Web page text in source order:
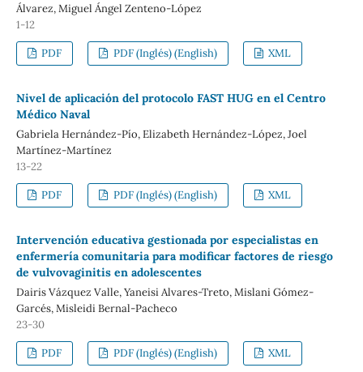
Álvarez, Miguel Ángel Zenteno-López
1-12
PDF PDF (Inglés) (English) XML
Nivel de aplicación del protocolo FAST HUG en el Centro
Médico Naval
Gabriela Hernández-Pío, Elizabeth Hernández-López, Joel
Martínez-Martínez
13-22
PDF PDF (Inglés) (English) XML
Intervención educativa gestionada por especialistas en
enfermería comunitaria para modificar factores de riesgo
de vulvovaginitis en adolescentes
Dairis Vázquez Valle, Yaneisi Alvares-Treto, Mislani Gómez-
Garcés, Misleidi Bernal-Pacheco
23-30
PDF PDF (Inglés) (English) XML